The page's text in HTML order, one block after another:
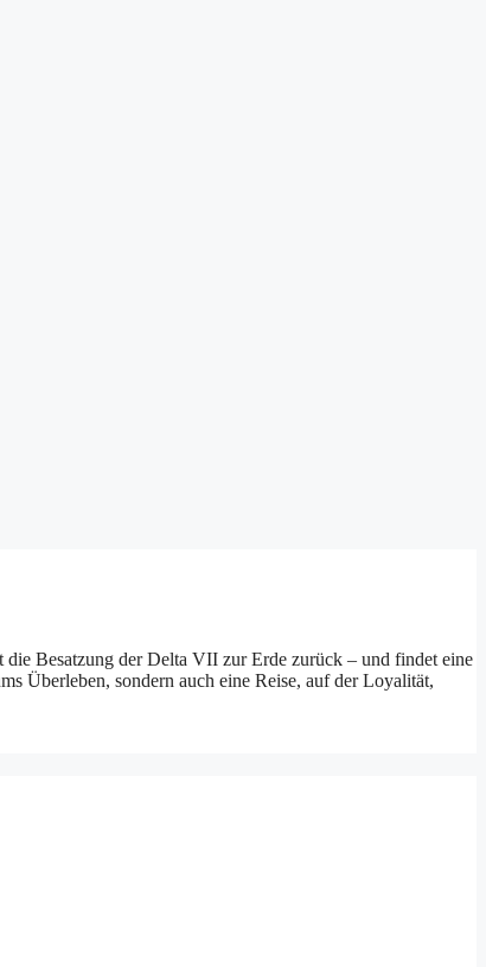
Besatzung der Delta VII zur Erde zurück – und findet eine
Überleben, sondern auch eine Reise, auf der Loyalität,